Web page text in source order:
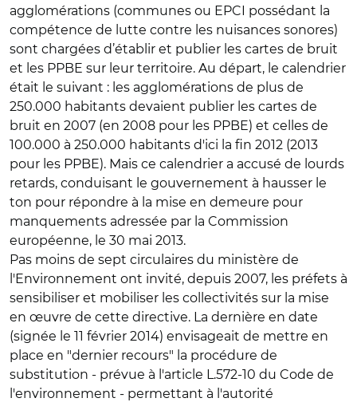
agglomérations (communes ou EPCI possédant la
compétence de lutte contre les nuisances sonores)
sont chargées d’établir et publier les cartes de bruit
et les PPBE sur leur territoire. Au départ, le calendrier
était le suivant : les agglomérations de plus de
250.000 habitants devaient publier les cartes de
bruit en 2007 (en 2008 pour les PPBE) et celles de
100.000 à 250.000 habitants d'ici la fin 2012 (2013
pour les PPBE). Mais ce calendrier a accusé de lourds
retards, conduisant le gouvernement à hausser le
ton pour répondre à la mise en demeure pour
manquements adressée par la Commission
européenne, le 30 mai 2013.
Pas moins de sept circulaires du ministère de
l'Environnement ont invité, depuis 2007, les préfets à
sensibiliser et mobiliser les collectivités sur la mise
en œuvre de cette directive. La dernière en date
(signée le 11 février 2014) envisageait de mettre en
place en "dernier recours" la procédure de
substitution - prévue à l'article L.572-10 du Code de
l'environnement - permettant à l'autorité